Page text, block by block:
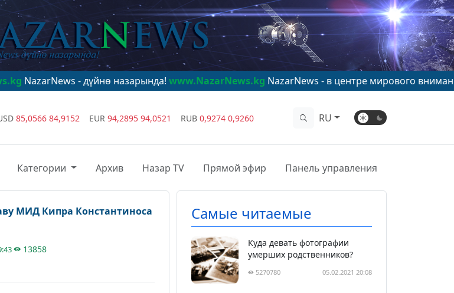
- дүйнө назарында!www.NazarNews.kgNazarNews - в центре мирового внимания!
85,0566 84,9152 EUR 94,2895 94,0521 RUB 0,9274 0,9260 RU
Категории Архив Назар TV Прямой эфир Панель управления
МИД Кипра Константиноса
13858
Самые читаемые
Куда девать фотографии
умерших родственников?
5270780 05.02.2021 20:08